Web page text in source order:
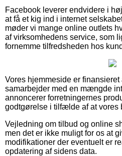
Facebook leverer endvidere i
at få et kig ind i internet
møder vi mange online outlets
af virksomhedens service, som
fornemme tilfredsheden hos
Vores hjemmeside er
samarbejder med en mængde
annoncerer forretningernes
godtgørelse i tilfælde af at vores
Vejledning om tilbud og online
men det er ikke muligt for os at
modifikationer der eventuelt er
opdatering af sidens data.